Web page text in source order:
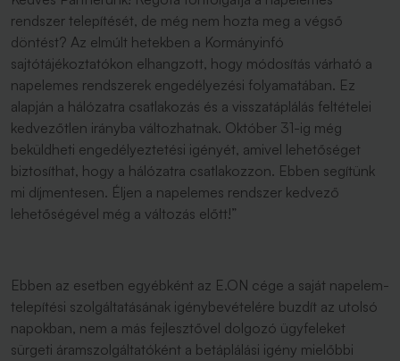
rendszer telepítését, de még nem hozta meg a végső
döntést? Az elmúlt hetekben a Kormányinfó
sajtótájékoztatókon elhangzott, hogy módosítás várható a
napelemes rendszerek engedélyezési folyamatában. Ez
alapján a hálózatra csatlakozás és a visszatáplálás feltételei
kedvezőtlen irányba változhatnak. Október 31-ig még
beküldheti engedélyeztetési igényét, amivel lehetőséget
biztosíthat, hogy a hálózatra csatlakozzon. Ebben segítünk
mi díjmentesen. Éljen a napelemes rendszer kedvező
lehetőségével még a változás előtt!”
Ebben az esetben egyébként az E.ON cége a saját napelem-
telepítési szolgáltatásának igénybevételére buzdít az utolsó
napokban, nem a más fejlesztővel dolgozó ügyfeleket
sürgeti áramszolgáltatóként a betáplálási igény mielőbbi